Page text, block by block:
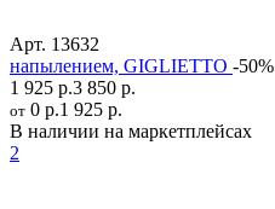
Арт. 13632
напылением, GIGLIETTO -50%
1 925 р.3 850 р.
от 0 р.1 925 р.
В наличии на маркетплейсах
2